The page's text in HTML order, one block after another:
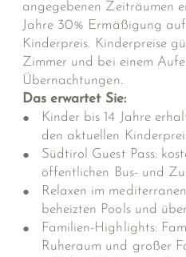
angegebenen Zeiträumen
Jahre 30% Ermäßigung
Kinderpreis. Kinderpreise
Zimmer und bei einem
Übernachtungen.
Das erwartet Sie:
Kinder bis 14 Jahre
den aktuellen
Südtirol Guest Pass:
öffentlichen Bus- und
Relaxen im
beheizten Pools und
Familien-Highlights:
Ruheraum und großer